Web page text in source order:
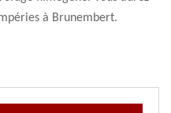
à Brunembert.